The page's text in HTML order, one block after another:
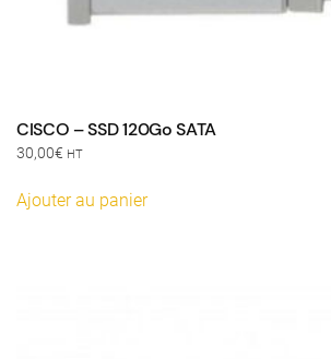
CISCO – SSD 120Go SATA
30,00€ HT
Ajouter au panier